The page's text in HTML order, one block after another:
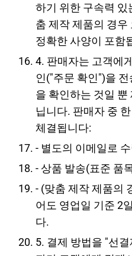
하기 위한 구속력
춤 제작 제품의 경
정확한 사양이 포함
4. 판매자는 고객에
인("주문 확인")을
을 확인하는 것일
닙니다. 판매자 중
체결됩니다:
- 별도의 이메일로
- 상품 발송(표준 품
- (맞춤 제작 제품의
어도 영업일 기준 2
다.
5. 결제 방법을 "선